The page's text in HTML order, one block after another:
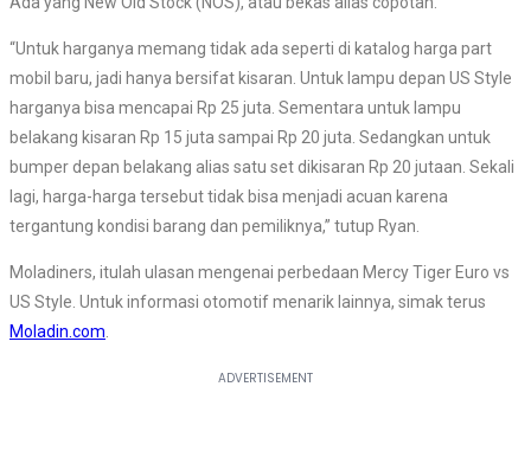
“Untuk harganya memang tidak ada seperti di katalog harga part
mobil baru, jadi hanya bersifat kisaran. Untuk lampu depan US Style
harganya bisa mencapai Rp 25 juta. Sementara untuk lampu
belakang kisaran Rp 15 juta sampai Rp 20 juta. Sedangkan untuk
bumper depan belakang alias satu set dikisaran Rp 20 jutaan. Sekali
lagi, harga-harga tersebut tidak bisa menjadi acuan karena
tergantung kondisi barang dan pemiliknya,” tutup Ryan.
Moladiners, itulah ulasan mengenai perbedaan Mercy Tiger Euro vs
US Style. Untuk informasi otomotif menarik lainnya, simak terus
Moladin.com.